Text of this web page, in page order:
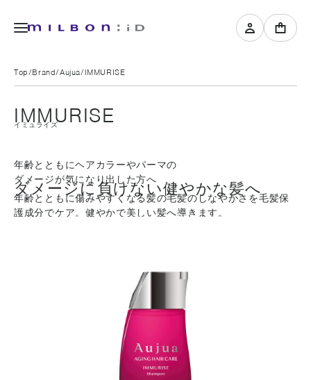
Top Brand Aujua IMMURISE
IMMURISE
イミュライズ
年齢とともにヘアカラーやパーマの
ダメージが気になり出した方へ
ダメージに負けない健やかな髪へ
年齢とともに傷みやすくなる髪の毛髪のしなやかさを毛髪保
護成分でケア。健やかで美しい髪へ導きます。